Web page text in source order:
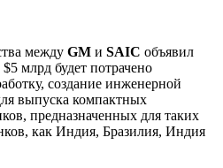
между GM и SAIC объявил
млрд будет потрачено
создание инженерной
выпуска компактных
предназначенных для таких
как Индия, Бразилия, Индия